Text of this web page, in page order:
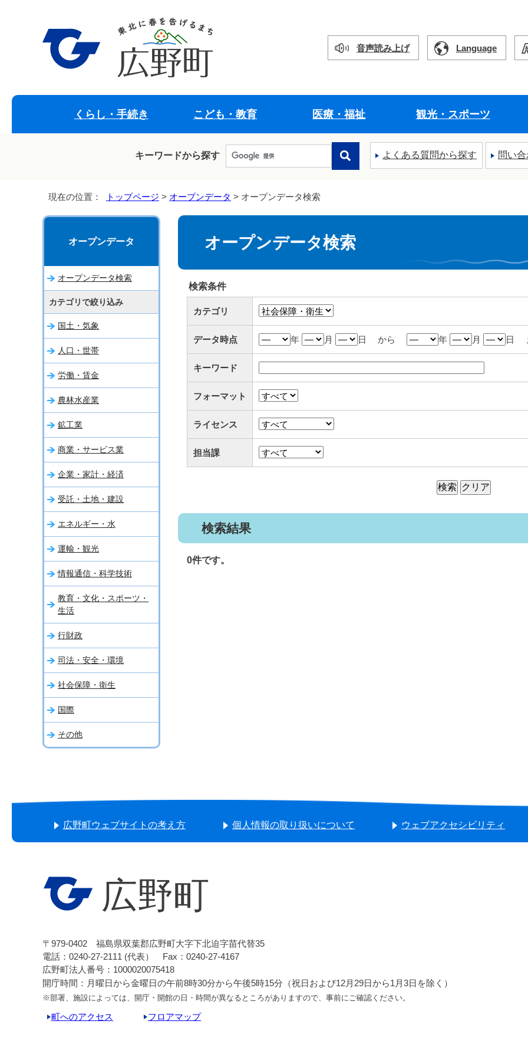
音声読み上げ Language
くらし・手続き こども・教育 医療・福祉 観光・スポーツ
キーワードから探す よくある質問から探す 問い
現在の位置： トップページ > オープンデータ > オープンデータ検索
オープンデータ検索
検索条件
カテゴリ
データ時点 年 月 日 から 年 月 日
キーワード
フォーマット
ライセンス
担当課
検索結果
0件です。
オープンデータ
オープンデータ検索
カテゴリで絞り込み
国土・気象
人口・世帯
労働・賃金
農林水産業
鉱工業
商業・サービス業
企業・家計・経済
受託・土地・建設
エネルギー・水
運輸・観光
情報通信・科学技術
教育・文化・スポーツ・
生活
行財政
司法・安全・環境
社会保障・衛生
国際
その他
広野町ウェブサイトの考え方 個人情報の取り扱いについて ウェブアクセシビリティ
広野町
〒979-0402 福島県双葉郡広野町大字下北迫字苗代替35
電話：0240-27-2111 (代表） Fax：0240-27-4167
広野町法人番号：1000020075418
開庁時間：月曜日から金曜日の午前8時30分から午後5時15分（祝日および12月29日から1月3日を除く）
※部署、施設によっては、開庁・開館の日・時間が異なるところがありますので、事前にご確認ください。
町へのアクセス フロアマップ